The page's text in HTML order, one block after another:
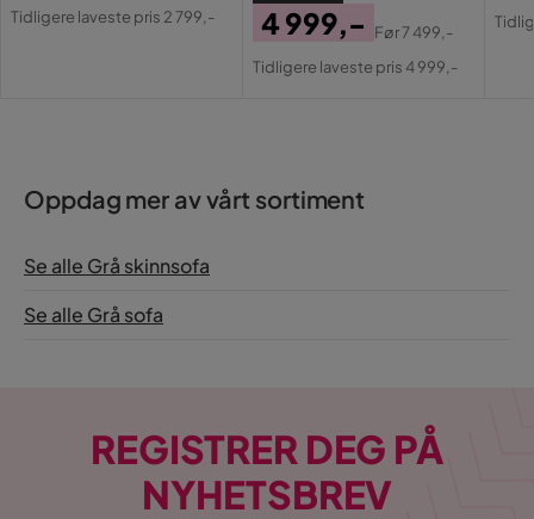
Tidligere laveste pris 2 799,-
Pris
4 999,-
Original
Før7 499,-
Tidligere laveste pris 4 999,-
Oppdag mer av vårt sortiment
Se alle Grå skinnsofa
Se alle Grå sofa
REGISTRER DEG PÅ
NYHETSBREV